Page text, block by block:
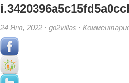
24 Янв, 2022 · go2villas ·